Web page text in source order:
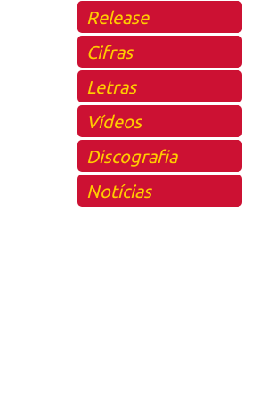
Release
Cifras
Letras
Vídeos
Discografia
Notícias